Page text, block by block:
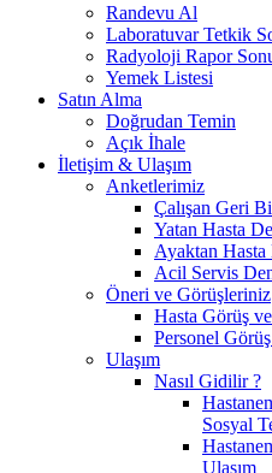
Randevu Al
Laboratuvar Tetkik
Radyoloji Rapor
Yemek Listesi
Satın Alma
Doğrudan Temin
Açık İhale
İletişim & Ulaşım
Anketlerimiz
Çalışan Geri
Yatan Hasta
Ayaktan
Acil Servis
Öneri ve Görüşleriniz
Hasta Görüş
Personel
Ulaşım
Nasıl Gidilir ?
Sosyal
Ulaşım